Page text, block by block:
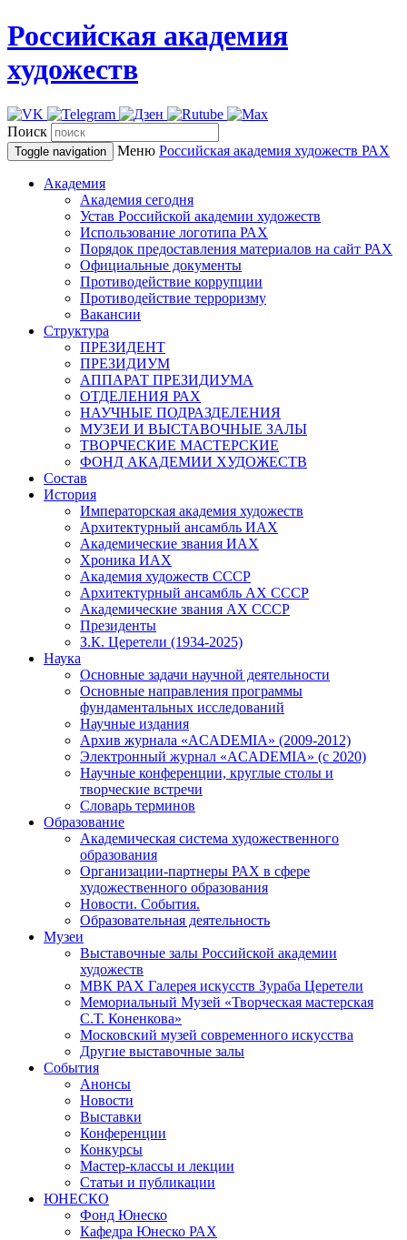
Российская академия
художеств
Поиск
Toggle navigation Меню Российская академия художеств РАХ
Академия
Академия сегодня
Устав Российской академии художеств
Использование логотипа РАХ
Порядок предоставления материалов на сайт РАХ
Официальные документы
Противодействие коррупции
Противодействие терроризму
Вакансии
Структура
ПРЕЗИДЕНТ
ПРЕЗИДИУМ
АППАРАТ ПРЕЗИДИУМА
ОТДЕЛЕНИЯ РАХ
НАУЧНЫЕ ПОДРАЗДЕЛЕНИЯ
МУЗЕИ И ВЫСТАВОЧНЫЕ ЗАЛЫ
ТВОРЧЕСКИЕ МАСТЕРСКИЕ
ФОНД АКАДЕМИИ ХУДОЖЕСТВ
Состав
История
Императорская академия художеств
Архитектурный ансамбль ИАХ
Академические звания ИАХ
Хроника ИАХ
Академия художеств СССР
Архитектурный ансамбль АХ СССР
Академические звания АХ СССР
Президенты
З.К. Церетели (1934-2025)
Наука
Основные задачи научной деятельности
Основные направления программы
фундаментальных исследований
Научные издания
Архив журнала «ACADEMIA» (2009-2012)
Электронный журнал «ACADEMIA» (с 2020)
Научные конференции, круглые столы и
творческие встречи
Словарь терминов
Образование
Академическая система художественного
образования
Организации-партнеры РАХ в сфере
художественного образования
Новости. События.
Образовательная деятельность
Музеи
Выставочные залы Российской академии
художеств
МВК РАХ Галерея искусств Зураба Церетели
Мемориальный Музей «Творческая мастерская
С.Т. Коненкова»
Московский музей современного искусства
Другие выставочные залы
События
Анонсы
Новости
Выставки
Конференции
Конкурсы
Мастер-классы и лекции
Статьи и публикации
ЮНЕСКО
Фонд Юнеско
Кафедра Юнеско РАХ